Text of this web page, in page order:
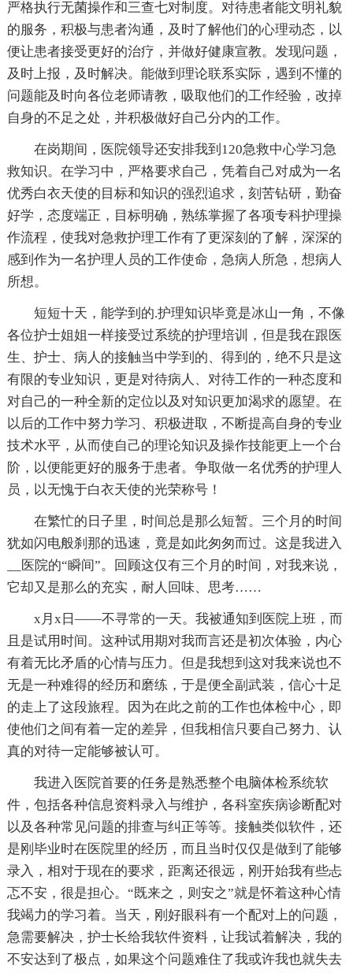
严格执行无菌操作和三查七对制度。对待患者能文明礼貌
的服务，积极与患者沟通，及时了解他们的心理动态，以
便让患者接受更好的治疗，并做好健康宣教。发现问题，
及时上报，及时解决。能做到理论联系实际，遇到不懂的
问题能及时向各位老师请教，吸取他们的工作经验，改掉
自身的不足之处，并积极做好自己分内的工作。
在岗期间，医院领导还安排我到120急救中心学习急
救知识。在学习中，严格要求自己，凭着自己对成为一名
优秀白衣天使的目标和知识的强烈追求，刻苦钻研，勤奋
好学，态度端正，目标明确，熟练掌握了各项专科护理操
作流程，使我对急救护理工作有了更深刻的了解，深深的
感到作为一名护理人员的工作使命，急病人所急，想病人
所想。
短短十天，能学到的.护理知识毕竟是冰山一角，不像
各位护士姐姐一样接受过系统的护理培训，但是我在跟医
生、护士、病人的接触当中学到的、得到的，绝不只是这
有限的专业知识，更是对待病人、对待工作的一种态度和
对自己的一种全新的定位以及对知识更加渴求的愿望。在
以后的工作中努力学习、积极进取，不断提高自身的专业
技术水平，从而使自己的理论知识及操作技能更上一个台
阶，以便能更好的服务于患者。争取做一名优秀的护理人
员，以无愧于白衣天使的光荣称号！
在繁忙的日子里，时间总是那么短暂。三个月的时间
犹如闪电般刹那的迅速，竟是如此匆匆而过。这是我进入
__医院的“瞬间”。回顾这仅有三个月的时间，对我来说，
它却又是那么的充实，耐人回味、思考……
x月x日——不寻常的一天。我被通知到医院上班，而
且是试用时间。这种试用期对我而言还是初次体验，内心
有着无比矛盾的心情与压力。但是我想到这对我来说也不
无是一种难得的经历和磨练，于是便全副武装，信心十足
的走上了这段旅程。因为在此之前的工作也体检中心，即
使他们之间有着一定的差异，但我相信只要自己努力、认
真的对待一定能够被认可。
我进入医院首要的任务是熟悉整个电脑体检系统软
件，包括各种信息资料录入与维护，各科室疾病诊断配对
以及各种常见问题的排查与纠正等等。接触类似软件，还
是刚毕业时在医院里的经历，而且当时仅仅是做到了能够
录入，相对于现在的要求，距离还很远，刚开始我有些忐
忑不安，很是担心。“既来之，则安之”就是怀着这种心情
我竭力的学习着。当天，刚好眼科有一个配对上的问题，
急需要解决，护士长给我软件资料，让我试着解决，我的
不安达到了极点，如果这个问题难住了我或许我也就失去